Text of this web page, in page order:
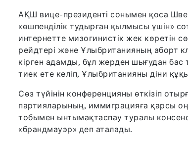
АҚШ вице-президенті сонымен қоса
«өшпенділік тудырған қылмысы үшін»
интернетте мизогинистік жек көретін
рейдтері және Ұлыбританияның аборт
кірген адамды, бұл жерден шығудан бас
тиек ете келіп, Ұлыбританияны діни
Сөз түйінін конференцияны өткізіп
партияларының, иммиграцияға қарсы
тобымен ынтымақтаспау туралы
«брандмауэр» деп аталады.